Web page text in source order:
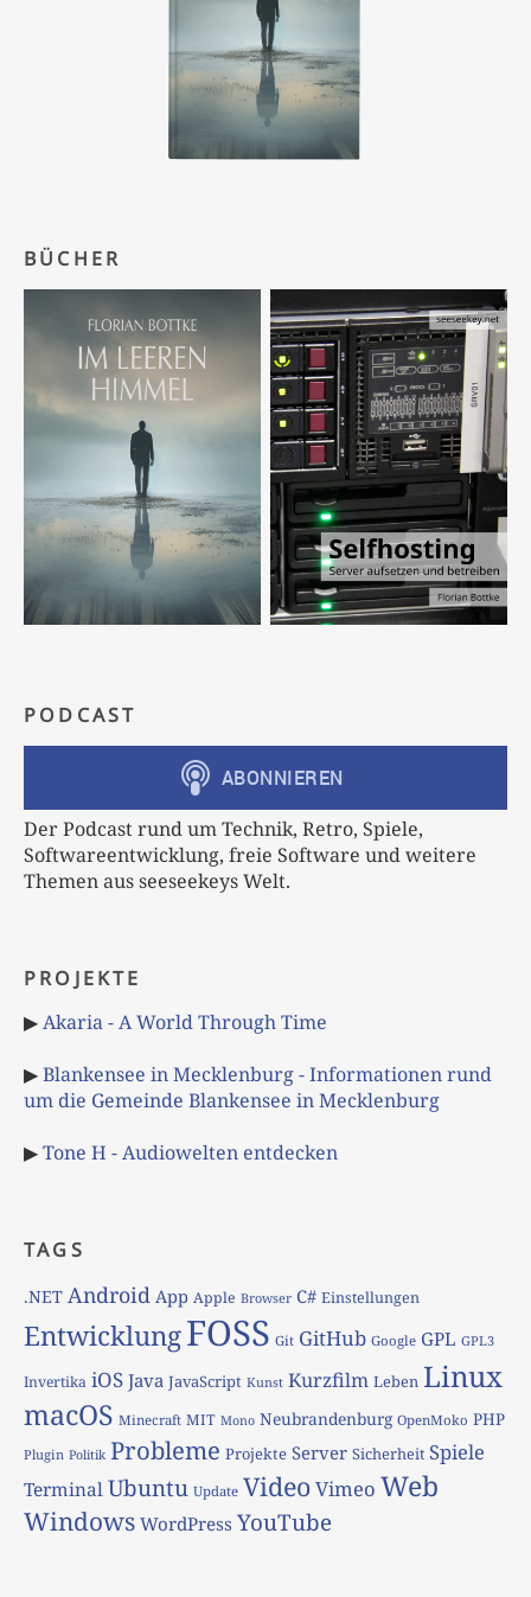
BÜCHER
PODCAST
Der Podcast rund um Technik, Retro, Spiele,
Softwareentwicklung, freie Software und weitere
Themen aus seeseekeys Welt.
PROJEKTE
▶Akaria - A World Through Time
▶Blankensee in Mecklenburg - Informationen rund
um die Gemeinde Blankensee in Mecklenburg
▶Tone H - Audiowelten entdecken
TAGS
.NET Android App Apple Browser C# Einstellungen
EntwicklungFOSS Git GitHub Google GPL GPL3
Invertika iOS Java JavaScript Kunst Kurzfilm Leben Linux
macOS Minecraft MIT Mono Neubrandenburg OpenMoko PHP
Plugin Politik Probleme Projekte Server Sicherheit Spiele
TerminalUbuntu Update VideoVimeo Web
Windows WordPress YouTube